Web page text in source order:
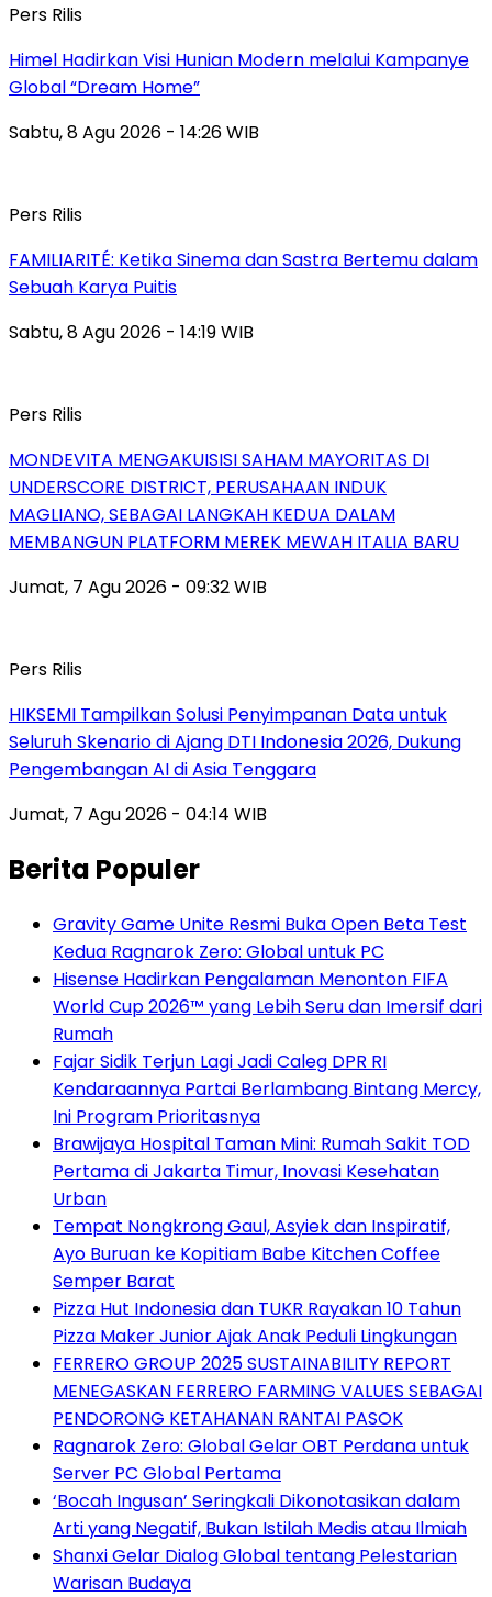
Pers Rilis
Himel Hadirkan Visi Hunian Modern melalui Kampanye
Global “Dream Home”
Sabtu, 8 Agu 2026 - 14:26 WIB
Pers Rilis
FAMILIARITÉ: Ketika Sinema dan Sastra Bertemu dalam
Sebuah Karya Puitis
Sabtu, 8 Agu 2026 - 14:19 WIB
Pers Rilis
MONDEVITA MENGAKUISISI SAHAM MAYORITAS DI
UNDERSCORE DISTRICT, PERUSAHAAN INDUK
MAGLIANO, SEBAGAI LANGKAH KEDUA DALAM
MEMBANGUN PLATFORM MEREK MEWAH ITALIA BARU
Jumat, 7 Agu 2026 - 09:32 WIB
Pers Rilis
HIKSEMI Tampilkan Solusi Penyimpanan Data untuk
Seluruh Skenario di Ajang DTI Indonesia 2026, Dukung
Pengembangan AI di Asia Tenggara
Jumat, 7 Agu 2026 - 04:14 WIB
Berita Populer
Gravity Game Unite Resmi Buka Open Beta Test
Kedua Ragnarok Zero: Global untuk PC
Hisense Hadirkan Pengalaman Menonton FIFA
World Cup 2026™ yang Lebih Seru dan Imersif dari
Rumah
Fajar Sidik Terjun Lagi Jadi Caleg DPR RI
Kendaraannya Partai Berlambang Bintang Mercy,
Ini Program Prioritasnya
Brawijaya Hospital Taman Mini: Rumah Sakit TOD
Pertama di Jakarta Timur, Inovasi Kesehatan
Urban
Tempat Nongkrong Gaul, Asyiek dan Inspiratif,
Ayo Buruan ke Kopitiam Babe Kitchen Coffee
Semper Barat
Pizza Hut Indonesia dan TUKR Rayakan 10 Tahun
Pizza Maker Junior Ajak Anak Peduli Lingkungan
FERRERO GROUP 2025 SUSTAINABILITY REPORT
MENEGASKAN FERRERO FARMING VALUES SEBAGAI
PENDORONG KETAHANAN RANTAI PASOK
Ragnarok Zero: Global Gelar OBT Perdana untuk
Server PC Global Pertama
‘Bocah Ingusan’ Seringkali Dikonotasikan dalam
Arti yang Negatif, Bukan Istilah Medis atau Ilmiah
Shanxi Gelar Dialog Global tentang Pelestarian
Warisan Budaya